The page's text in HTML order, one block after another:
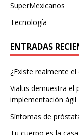
SuperMexicanos
Tecnología
ENTRADAS
¿Existe realmente
Vialtis demuestra el
implementación ágil
Síntomas de